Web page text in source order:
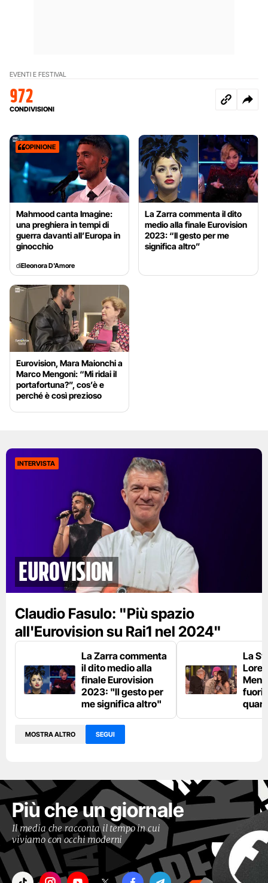
EVENTI E FESTIVAL
972
CONDIVISIONI
OPINIONE
Mahmood canta Imagine:
una preghiera in tempi di
guerra davanti all’Europa in
ginocchio
diEleonora D'Amore
La Zarra commenta il dito
medio alla finale Eurovision
2023: “Il gesto per me
significa altro”
Eurovision, Mara Maionchi a
Marco Mengoni: “Mi ridai il
portafortuna?”, cos’è e
perché è così prezioso
INTERVISTA
Eurovision
Claudio Fasulo: "Più spazio
all'Eurovision su Rai1 nel 2024"
La Zarra commenta
il dito medio alla
finale Eurovision
2023: "Il gesto per
me significa altro"
La
fuori
MOSTRA ALTRO SEGUI
Più che un giornale
Il media che racconta il tempo in cui
viviamo con occhi moderni